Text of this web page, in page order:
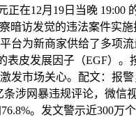
在12月19日当晚 19:00
暗访发觉的违法案件实
为新商家供给了多项
皮发展因子（EGF）
发市场关心。配文：报
涉网暴违规评论，微信
。发文警示近300万